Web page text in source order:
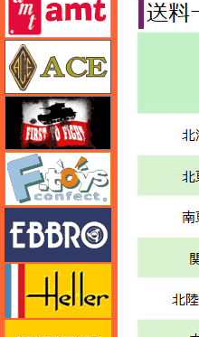
エフトイズ